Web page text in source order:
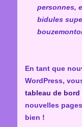
personnes,
bidules
En tant que
WordPress,
tableau de bord
nouvelles
bien !